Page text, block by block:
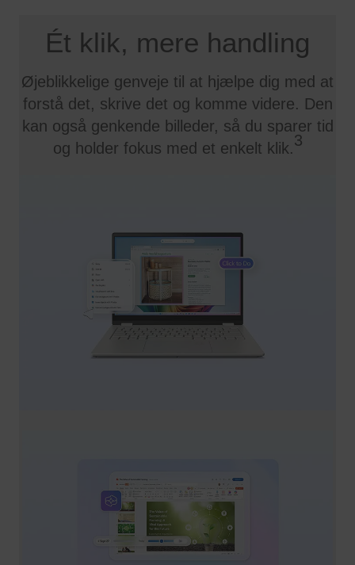
Ét klik, mere handling
Øjeblikkelige genveje til at hjælpe dig med at
forstå det, skrive det og komme videre. Den
kan også genkende billeder, så du sparer tid
og holder fokus med et enkelt klik.3